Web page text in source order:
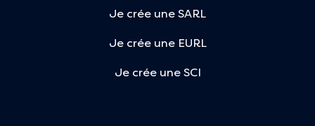
Je crée une SARL
Je crée une EURL
Je crée une SCI